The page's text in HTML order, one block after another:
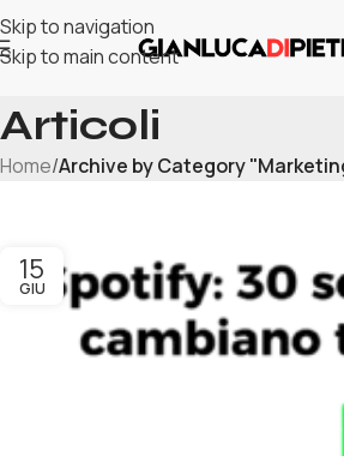
Skip to navigation
Skip to main content
Marketing
Articoli
Home/Archive by Category
15
GIU